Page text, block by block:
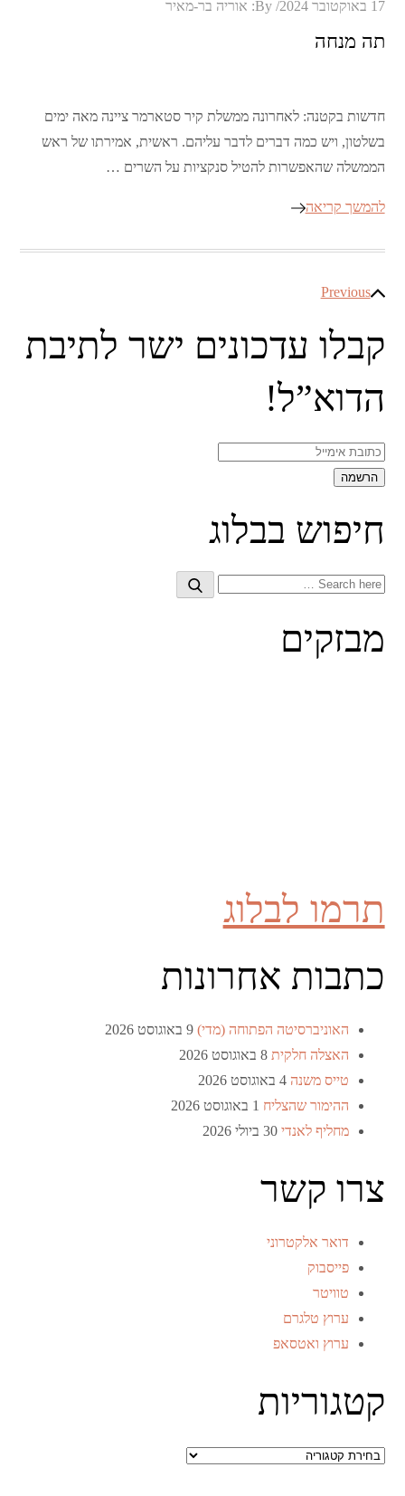
Posted
17 באוקטובר 2024 By: אוריה בר-מאיר
תה מנחה
חדשות בקטנה: לאחרונה ממשלת קיר סטארמר ציינה מאה ימים
בשלטון, ויש כמה דברים לדבר עליהם. ראשית, אמירתו של ראש
הממשלה שהאפשרות להטיל סנקציות על השרים …
להמשך קריאה
ניווט
Previous
קבלו עדכונים ישר לתיבת
הדוא”ל!
חיפוש בבלוג
Search
Search
מבזקים
תרמו לבלוג
כתבות אחרונות
האוניברסיטה הפתוחה (מדי) 9 באוגוסט 2026
האצלה חלקית 8 באוגוסט 2026
טייס משנה 4 באוגוסט 2026
ההימור שהצליח 1 באוגוסט 2026
מחליף לאנדי 30 ביולי 2026
צרו קשר
דואר אלקטרוני
פייסבוק
טוויטר
ערוץ טלגרם
ערוץ ואטסאפ
קטגוריות
קטגוריות